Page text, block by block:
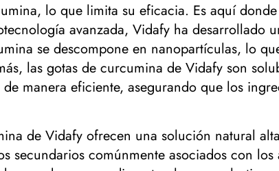
lo que limita su eficacia. Es aquí
avanzada, Vidafy ha desarrollado
se descompone en nanopartículas, lo
las gotas de curcumina de Vidafy son
manera eficiente, asegurando que los
de Vidafy ofrecen una solución natural
comúnmente asociados con los